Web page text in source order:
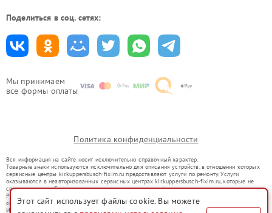
Мы принимаем
все формы оплаты
Поделиться в соц. сетях:
Политика конфиденциальности
Вся информация на сайте носит исключительно справочный характер.
Товарные знаки используются исключительно для описания устройств, в отношении которых
сервисные центры kir.kuppersbusch-fixim.ru предоставляют услуги по ремонту. Услуги
оказываются в неавторизованных сервисных центрах kir.kuppersbusch-fixim.ru, которые не
связаны с правообладателями товарных знаков или их официальными представителями.
Ремонт осуществляется для устройств, уже введенных в гражданский оборот в соответствии
со статьей 1487 ГК РФ.
Использование товарных знаков не преследует цели индивидуализации услуг или введения
Этот сайт использует файлы cookie. Вы можете